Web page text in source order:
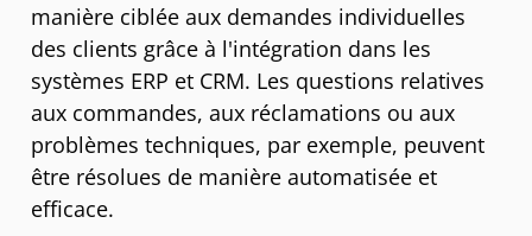
manière ciblée aux demandes individuelles
des clients grâce à l'intégration dans les
systèmes ERP et CRM. Les questions relatives
aux commandes, aux réclamations ou aux
problèmes techniques, par exemple, peuvent
être résolues de manière automatisée et
efficace.